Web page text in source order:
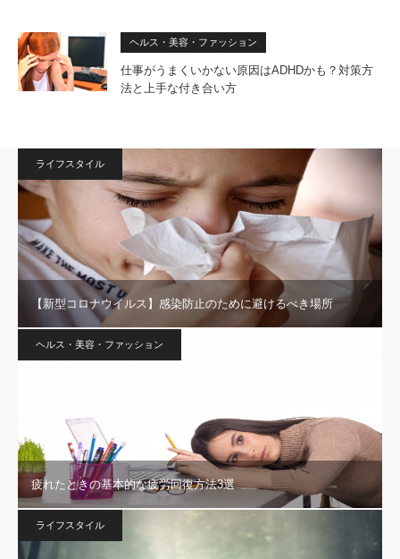
ヘルス・美容・ファッション
仕事がうまくいかない原因はADHDかも？対策方
法と上手な付き合い方
ライフスタイル
【新型コロナウイルス】感染防止のために避けるべき場所
ヘルス・美容・ファッション
疲れたときの基本的な疲労回復方法3選
ライフスタイル